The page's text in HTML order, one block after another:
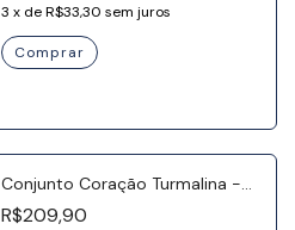
3 x deR$33,30 sem juros
Conjunto Coração Turmalina -
Prata 925
R$209,90